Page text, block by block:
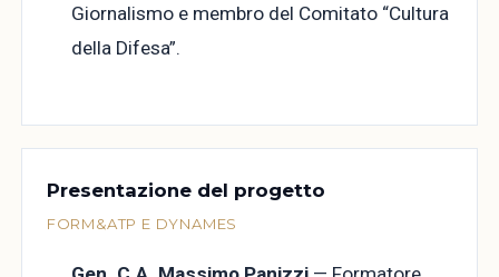
Giornalismo e membro del Comitato “Cultura
della Difesa”.
Presentazione del progetto
FORM&ATP E DYNAMES